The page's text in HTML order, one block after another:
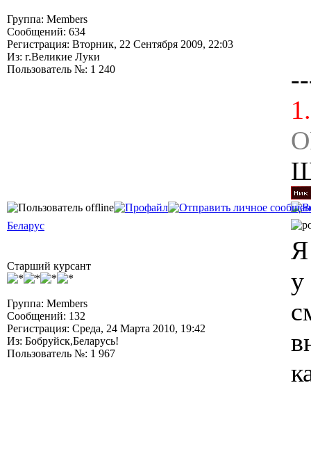
Группа: Members
Сообщений: 634
Регистрация: Вторник, 22 Сентября 2009, 22:03
Из: г.Великие Луки
Пользователь №: 1 240
Беларус
Старший курсант
Группа: Members
Сообщений: 132
Регистрация: Среда, 24 Марта 2010, 19:42
Из: Бобруйск,Беларусь!
Пользователь №: 1 967
Я
у